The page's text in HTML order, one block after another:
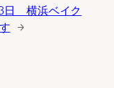
横浜ベイク
→